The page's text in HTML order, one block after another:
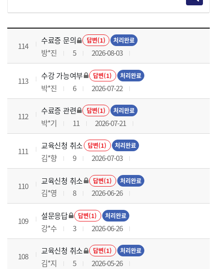
국가회계이론 과정 목록 으로 번호, 제목, 작성자, 조회수, 등록 일로 나열 되고 있습니다.
114
수료증 문의 답변(1) 처리완료
방*진 5 2026-08-03
113
수강 가능여부 답변(1) 처리완료
박*진 6 2026-07-22
112
수료증 관련 답변(1) 처리완료
박*기 11 2026-07-21
111
교육신청 취소 답변(1) 처리완료
김*향 9 2026-07-03
110
교육신청 취소 답변(1) 처리완료
김*영 8 2026-06-26
109
설문응답 답변(1) 처리완료
강*수 3 2026-06-26
108
교육신청 취소 답변(1) 처리완료
김*지 5 2026-05-26